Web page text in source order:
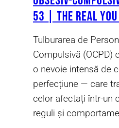
53 | The Real
Tulburarea de
Compulsivă (OCPD)
o nevoie intensă de
perfecțiune — care
celor afectați într-un
reguli și